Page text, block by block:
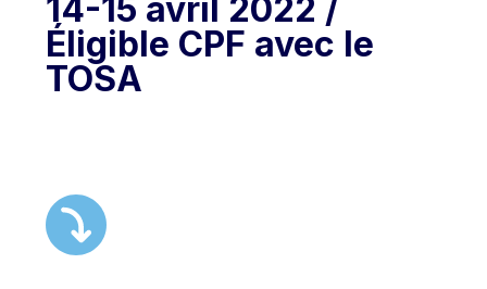
14-15 avril 2022 /
Éligible CPF avec le
TOSA